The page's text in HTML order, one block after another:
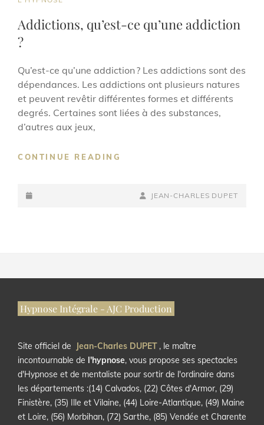
Addictions, qu’est-ce qu’une addiction
?
Qu’est-ce qu’une addiction ? Les addictions sont des
dépendances. Les addictions ont plusieurs natures
et peuvent revêtir différentes formes et différents
degrés. Certaines sont liées à des substances,
d’autres aux jeux,
CONTINUE READING
QU’UNE
POSTED-
BY
BYLINE
JEAN-CHARLES DUPET
Hypnose Intégrale - AJC Production
Site officiel de Jean-Charles DUPET , le maître
incontournable de l'hypnose, vous propose ses spectacles
d'Hypnose et de mentaliste pour sortir de l'ordinaire dans
les départements :(14) Calvados, (22) Côtes d'Armor, (29)
Finistère, (35) Ille et Vilaine, (44) Loire-Atlantique, (49) Maine
et Loire, (56) Morbihan, (72) Sarthe, (85) Vendée et Charente